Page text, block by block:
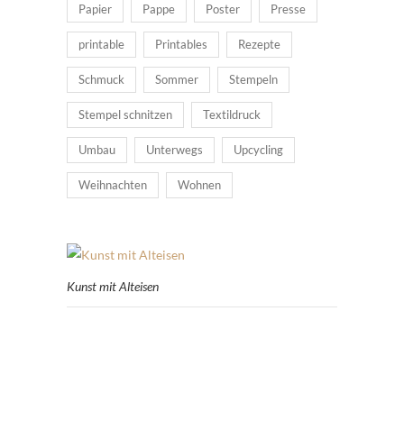
Papier Pappe Poster Presse
printable Printables Rezepte
Schmuck Sommer Stempeln
Stempel schnitzen Textildruck
Umbau Unterwegs Upcycling
Weihnachten Wohnen
Kunst mit Alteisen